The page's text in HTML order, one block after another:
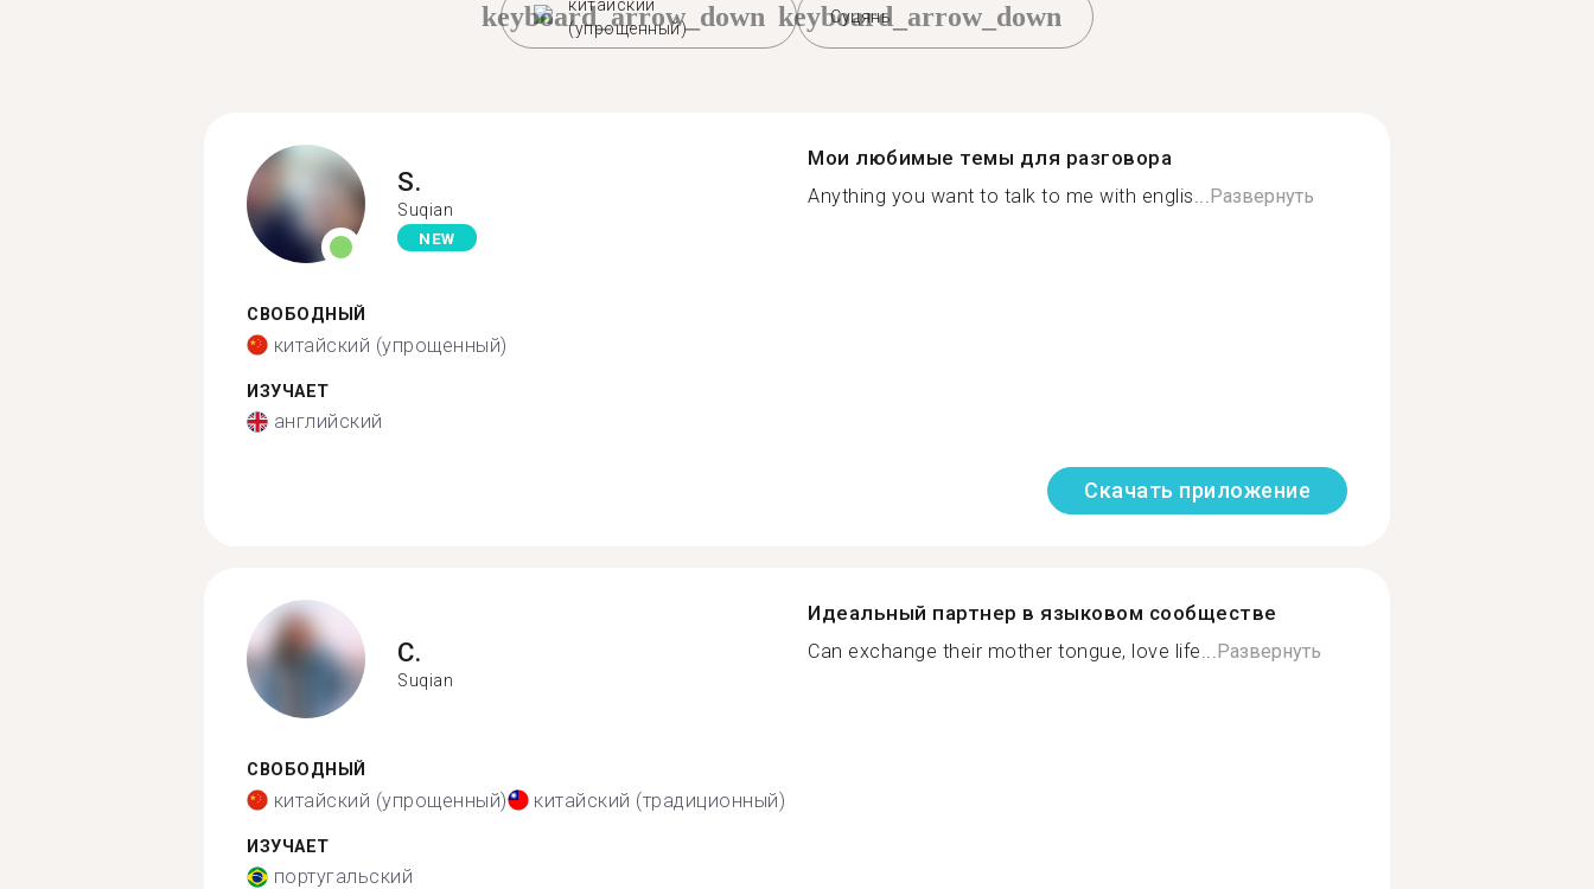
китайский
(упрощенный)
keyboard_arrow_down Суцянь
keyboard_arrow_down
S.
Suqian
NEW
СВОБОДНЫЙ
китайский (упрощенный)
ИЗУЧАЕТ
английский
Мои любимые темы для разговора
Anything you want to talk to me with englis...Развернуть
Скачать приложение
C.
Suqian
СВОБОДНЫЙ
китайский (упрощенный) китайский (традиционный)
ИЗУЧАЕТ
португальский
Идеальный партнер в языковом сообществе
Can exchange their mother tongue, love life...Развернуть